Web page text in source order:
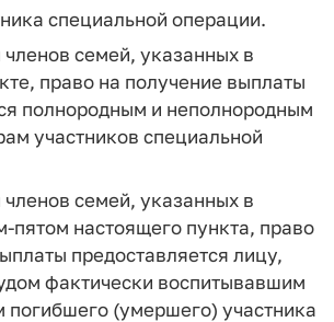
специальной операции.
членов семей, указанных в
право на получение выплаты
полнородным и неполнородным
участников специальной
членов семей, указанных в
пятом настоящего пункта, право
предоставляется лицу,
фактически воспитывавшим
(умершего) участника